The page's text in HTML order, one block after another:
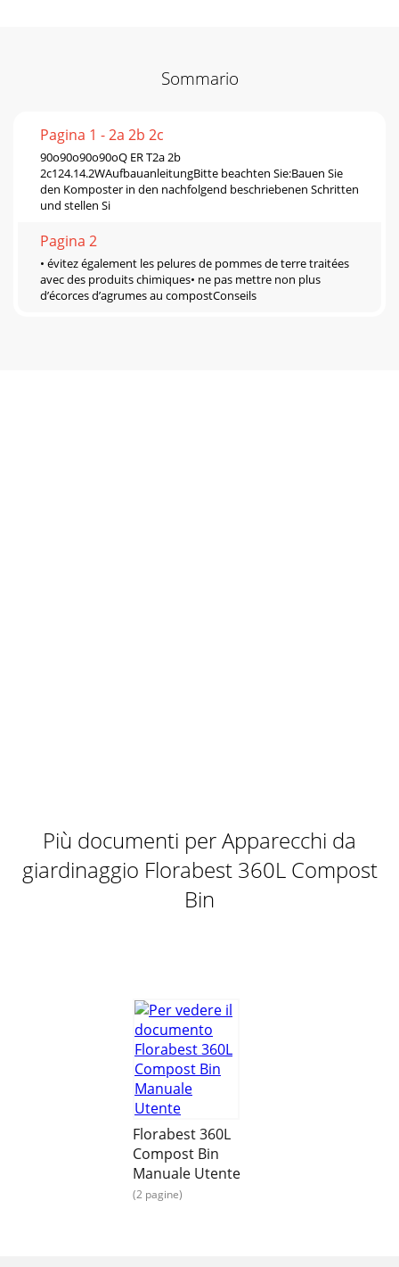
Sommario
Pagina 1 - 2a 2b 2c
90o90o90o90oQ ER T2a 2b
2c124.14.2WAufbauanleitungBitte beachten Sie:Bauen Sie
den Komposter in den nachfolgend beschriebenen Schritten
und stellen Si
Pagina 2
• évitez également les pelures de pommes de terre traitées
avec des produits chimiques• ne pas mettre non plus
d’écorces d’agrumes au compostConseils
Più documenti per Apparecchi da
giardinaggio Florabest 360L Compost
Bin
Florabest 360L
Compost Bin
Manuale Utente
(2 pagine)